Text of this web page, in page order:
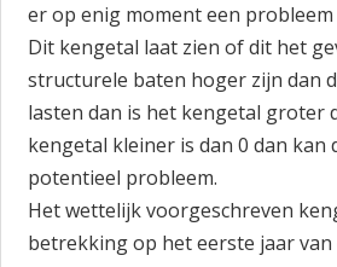
er op enig moment een
Dit kengetal laat zien of dit het
structurele baten hoger zijn dan
lasten dan is het kengetal groter
kengetal kleiner is dan 0 dan kan
potentieel probleem.
Het wettelijk voorgeschreven
betrekking op het eerste jaar van